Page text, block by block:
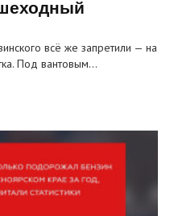
всё же запретили — на
Под вантовым…